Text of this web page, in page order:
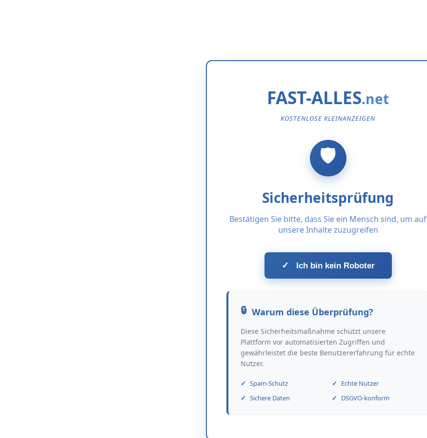
FAST-ALLES
KOSTENLOSE KLEINANZEIGEN
Sicherheitsprüfung
Bestätigen Sie bitte, dass Sie ein Mensch sind, um auf
unsere Inhalte zuzugreifen
✓ Ich bin kein Roboter
Warum diese Überprüfung?
Diese Sicherheitsmaßnahme schützt unsere
Plattform vor automatisierten Zugriffen und
gewährleistet die beste Benutzererfahrung für echte
Nutzer.
Spam-Schutz
Echte Nutzer
Sichere Daten
DSGVO-konform